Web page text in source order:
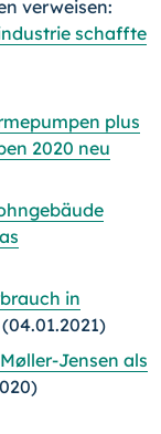
verweisen:
schaffte
plus
2020 neu
in
(04.01.2021)
Jensen als